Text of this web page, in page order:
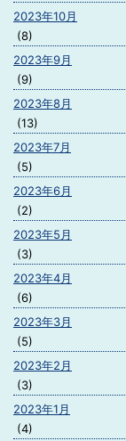
2023年10月
(8)
2023年9月
(9)
2023年8月
(13)
2023年7月
(5)
2023年6月
(2)
2023年5月
(3)
2023年4月
(6)
2023年3月
(5)
2023年2月
(3)
2023年1月
(4)